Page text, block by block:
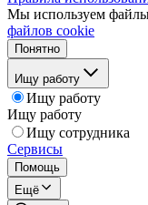
Мы используем
файлов cookie
Понятно
Ищу работу
Ищу работу
Ищу работу
Ищу сотрудника
Сервисы
Помощь
Ещё